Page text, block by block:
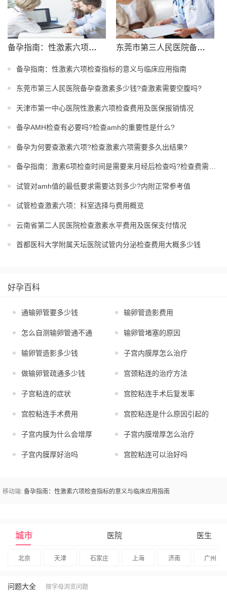
备孕指南：性激素六项检查指标的意义与临床应用指南 东莞市第三人民医院备孕查激素多少钱?查激素需要空腹吗?
备孕指南：性激素六项检查指标的意义与临床应用指南
东莞市第三人民医院备孕查激素多少钱?查激素需要空腹吗?
天津市第一中心医院性激素六项检查费用及医保报销情况
备孕AMH检查有必要吗?检查amh的重要性是什么?
备孕为何要查激素六项?检查激素六项需要多久出结果?
备孕指南：激素6项检查时间是需要来月经后检查吗?检查费需多少?
试管对amh值的最低要求需要达到多少?内附正常参考值
试管检查激素六项：科室选择与费用概览
云南省第二人民医院检查激素水平费用及医保支付情况
首都医科大学附属天坛医院试管内分泌检查费用大概多少钱
好孕百科
通输卵管要多少钱 输卵管造影费用
怎么自测输卵管通不通 输卵管堵塞的原因
输卵管造影多少钱 子宫内膜厚怎么治疗
做输卵管疏通多少钱 宫颈粘连的治疗方法
子宫粘连的症状 宫腔粘连手术后复发率
宫腔粘连手术费用 宫腔粘连是什么原因引起的
子宫内膜为什么会增厚 子宫内膜增厚怎么治疗
子宫内膜厚好治吗 宫腔粘连可以治好吗
移动端: 备孕指南：性激素六项检查指标的意义与临床应用指南
城市 医院 医生
北京 天津 石家庄 上海 济南 广州
问题大全 按字母浏览问题